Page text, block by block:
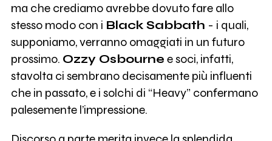
ma che crediamo avrebbe dovuto fare allo
stesso modo con i Black Sabbath - i quali,
supponiamo, verranno omaggiati in un futuro
prossimo. Ozzy Osbourne e soci, infatti,
stavolta ci sembrano decisamente più influenti
che in passato, e i solchi di “Heavy” confermano
palesemente l’impressione.